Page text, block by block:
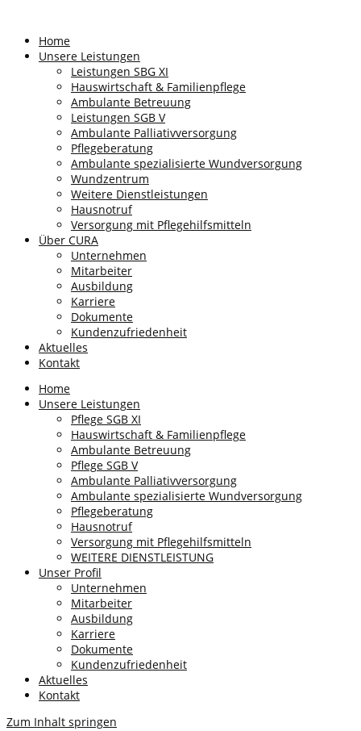
Home
Unsere Leistungen
Leistungen SBG XI
Hauswirtschaft & Familienpflege
Ambulante Betreuung
Leistungen SGB V
Ambulante Palliativversorgung
Pflegeberatung
Ambulante spezialisierte Wundversorgung
Wundzentrum
Weitere Dienstleistungen
Hausnotruf
Versorgung mit Pflegehilfsmitteln
Über CURA
Unternehmen
Mitarbeiter
Ausbildung
Karriere
Dokumente
Kundenzufriedenheit
Aktuelles
Kontakt
Home
Unsere Leistungen
Pflege SGB XI
Hauswirtschaft & Familienpflege
Ambulante Betreuung
Pflege SGB V
Ambulante Palliativversorgung
Ambulante spezialisierte Wundversorgung
Pflegeberatung
Hausnotruf
Versorgung mit Pflegehilfsmitteln
WEITERE DIENSTLEISTUNG
Unser Profil
Unternehmen
Mitarbeiter
Ausbildung
Karriere
Dokumente
Kundenzufriedenheit
Aktuelles
Kontakt
Zum Inhalt springen